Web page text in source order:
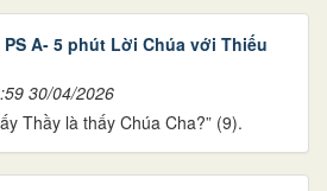
PS A- 5 phút Lời Chúa với Thiếu
30/04/2026
Thầy là thấy Chúa Cha?” (9).